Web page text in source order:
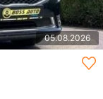
05.08.2026